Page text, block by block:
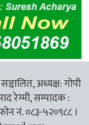
अध्यक्ष: गोपी
रेग्मी, सम्पादक :
नं. ०८३-५२०९८८ ।